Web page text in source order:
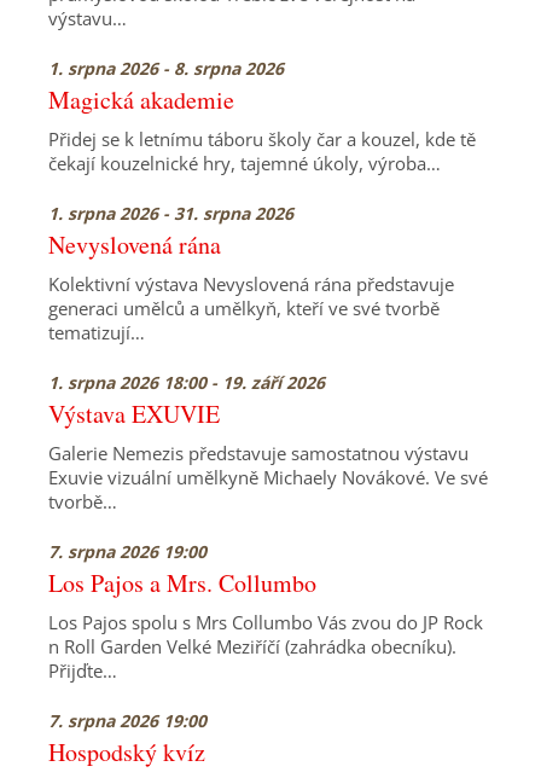
výstavu…
1. srpna 2026 - 8. srpna 2026
Magická akademie
Přidej se k letnímu táboru školy čar a kouzel, kde tě
čekají kouzelnické hry, tajemné úkoly, výroba…
1. srpna 2026 - 31. srpna 2026
Nevyslovená rána
Kolektivní výstava Nevyslovená rána představuje
generaci umělců a umělkyň, kteří ve své tvorbě
tematizují…
1. srpna 2026 18:00 - 19. září 2026
Výstava EXUVIE
Galerie Nemezis představuje samostatnou výstavu
Exuvie vizuální umělkyně Michaely Novákové. Ve své
tvorbě…
7. srpna 2026 19:00
Los Pajos a Mrs. Collumbo
Los Pajos spolu s Mrs Collumbo Vás zvou do JP Rock
n Roll Garden Velké Meziříčí (zahrádka obecníku).
Přijďte…
7. srpna 2026 19:00
Hospodský kvíz